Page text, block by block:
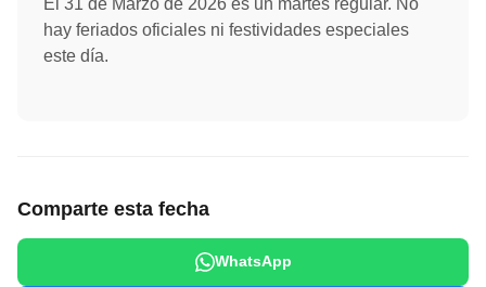
El 31 de Marzo de 2026 es un martes regular. No
hay feriados oficiales ni festividades especiales
este día.
Comparte esta fecha
WhatsApp